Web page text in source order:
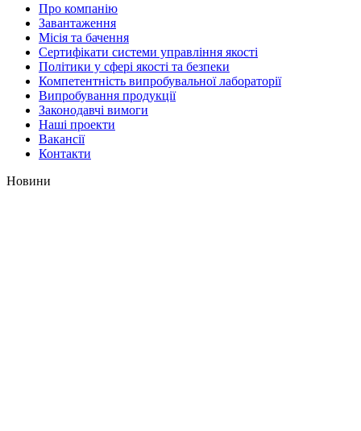
Про компанію
Завантаження
Місія та бачення
Сертифікати системи управління якості
Політики у сфері якості та безпеки
Компетентність випробувальної лабораторії
Випробування продукції
Законодавчі вимоги
Наші проекти
Вакансії
Контакти
Новини